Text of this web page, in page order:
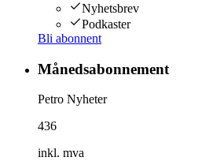
Nyhetsbrev
Podkaster
Bli abonnent
Månedsabonnement
Petro Nyheter
436
inkl. mva